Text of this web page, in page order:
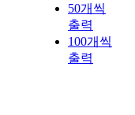
50개씩
출력
100개씩
출력